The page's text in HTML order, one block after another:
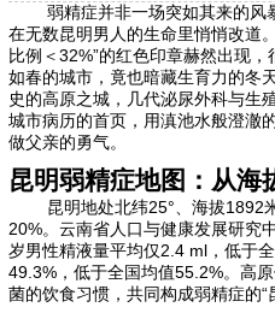
弱精症并非一场突如其来的风
在无数昆明男人的生命里悄悄改道
比例＜32%”的红色印章赫然出现
如春的城市，竟也暗藏生育力的冬
史的高原之城，几代泌尿外科与生
城市病历的首页，用滇池水般澄澈
做父亲的勇气。
昆明弱精症地图：从海
昆明地处北纬25°、海拔
20%。云南省人口与健康发展研
岁男性精液量平均仅2.4 ml，低于
49.3%，低于全国均值55.2%。高
菌的饮食习惯，共同构成弱精症的“